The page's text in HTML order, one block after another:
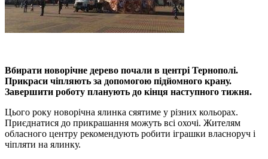
Вбирати новорічне дерево почали в центрі Тернополі.
Прикраси чіпляють за допомогою підйомного крану.
Завершити роботу планують до кінця наступного тижня.
Цього року новорічна ялинка сяятиме у різних кольорах.
Приєднатися до прикрашання можуть всі охочі. Жителям
обласного центру рекомендують робити іграшки власноруч і
чіпляти на ялинку.